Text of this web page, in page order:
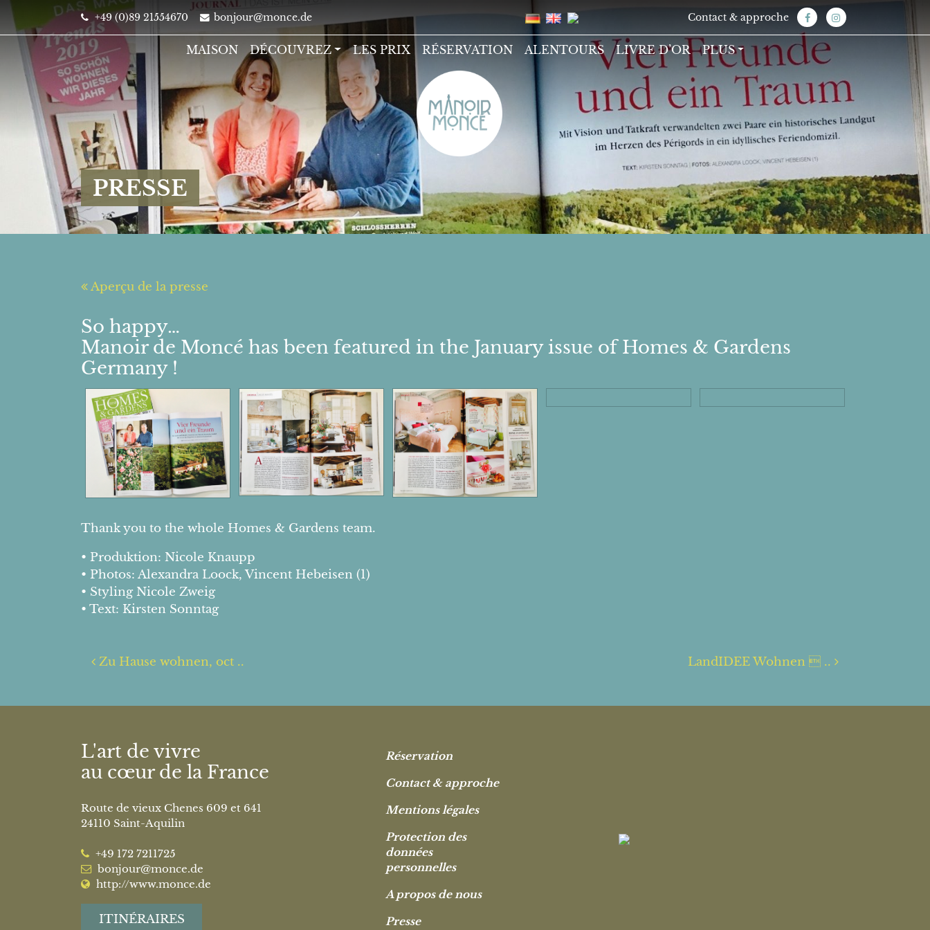
+49 (0)89 21554670 bonjour@monce.de Contact & approche
MAISON DÉCOUVREZ LES PRIX RÉSERVATION ALENTOURS LIVRE D’OR PLUS
PRESSE
Aperçu de la presse
So happy…
Manoir de Moncé has been featured in the January issue of Homes & Gardens
Germany !
Thank you to the whole Homes & Gardens team.
• Produktion: Nicole Knaupp
• Photos: Alexandra Loock, Vincent Hebeisen (1)
• Styling Nicole Zweig
• Text: Kirsten Sonntag
Navigation
Zu Hause wohnen, oct .. LandIDEE Wohnen  ..
L'art de vivre
au cœur de la France
Route de vieux Chenes 609 et 641
24110 Saint-Aquilin
‭+49 172 7211725‬
bonjour@monce.de
http://www.monce.de
ITINÉRAIRES
Réservation
Contact & approche
Mentions légales
Protection des
données
personnelles
A propos de nous
Presse